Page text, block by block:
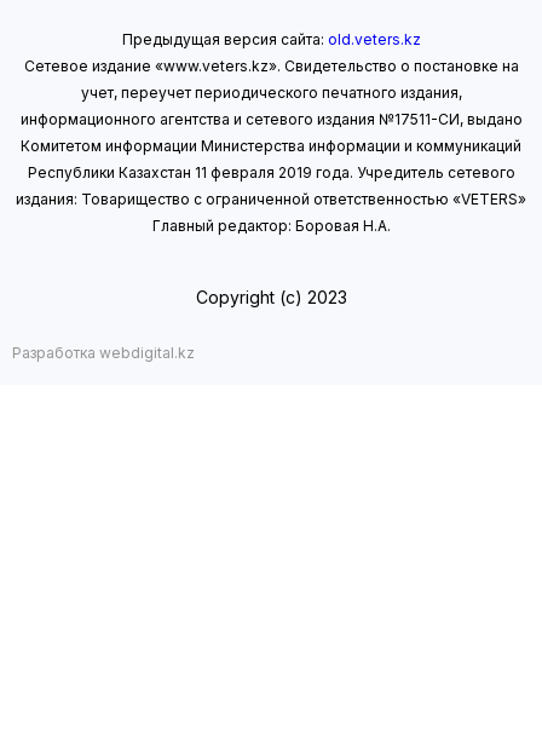
Предыдущая версия сайта: old.veters.kz
Сетевое издание «www.veters.kz». Свидетельство о постановке на
учет, переучет периодического печатного издания,
информационного агентства и сетевого издания №17511-СИ, выдано
Комитетом информации Министерства информации и коммуникаций
Республики Казахстан 11 февраля 2019 года. Учредитель сетевого
издания: Товарищество с ограниченной ответственностью «VETERS»
Главный редактор: Боровая Н.А.
Copyright (с) 2023
Разработка webdigital.kz